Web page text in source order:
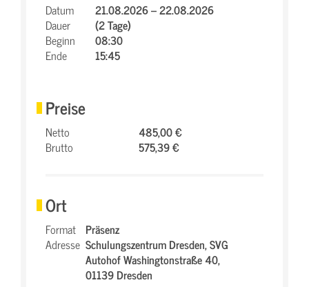
Datum
21.08.2026 – 22.08.2026
Dauer
(2 Tage)
Beginn
08:30
Ende
15:45
Preise
Netto
485,00 €
Brutto
575,39 €
Ort
Format Präsenz
Adresse Schulungszentrum Dresden,SVG
Autohof Washingtonstraße 40,
01139 Dresden